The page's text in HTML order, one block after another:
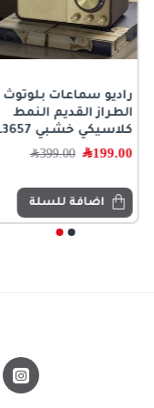
راديو سماعات بلوتوث
الطراز القديم النمط
كلاسيكي خشبي L3657
199.00﷼ 399.00﷼
اضافة للسلة